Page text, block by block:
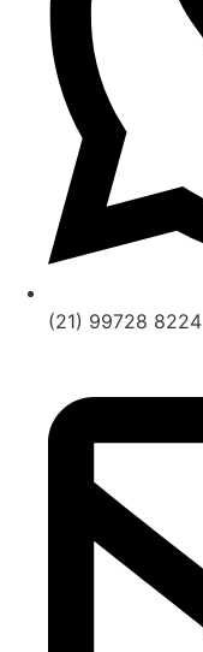
(21) 99728 8224